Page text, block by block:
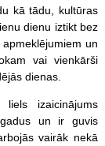
kā tādu, kultūras
dienu iztikt bez
un
vai vienkārši
dienas.
izaicinājums
un ir guvis
vairāk nekā